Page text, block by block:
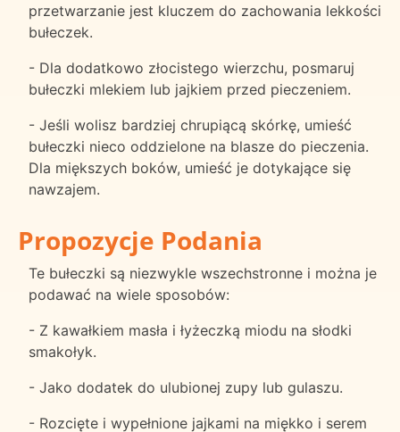
przetwarzanie jest kluczem do zachowania lekkości
bułeczek.
- Dla dodatkowo złocistego wierzchu, posmaruj
bułeczki mlekiem lub jajkiem przed pieczeniem.
- Jeśli wolisz bardziej chrupiącą skórkę, umieść
bułeczki nieco oddzielone na blasze do pieczenia.
Dla miększych boków, umieść je dotykające się
nawzajem.
Propozycje Podania
Te bułeczki są niezwykle wszechstronne i można je
podawać na wiele sposobów:
- Z kawałkiem masła i łyżeczką miodu na słodki
smakołyk.
- Jako dodatek do ulubionej zupy lub gulaszu.
- Rozcięte i wypełnione jajkami na miękko i serem